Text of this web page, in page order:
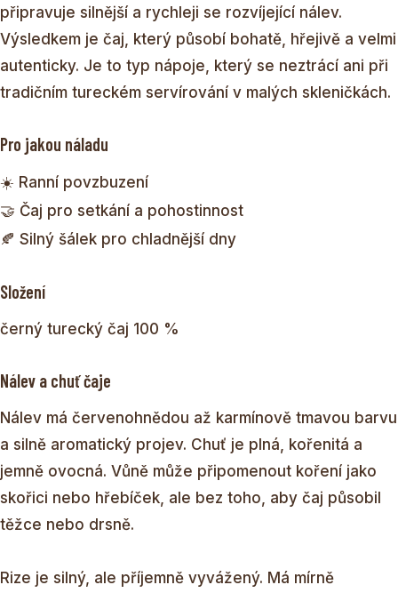
připravuje silnější a rychleji se rozvíjející nálev.
Výsledkem je čaj, který působí bohatě, hřejivě a velmi
autenticky. Je to typ nápoje, který se neztrácí ani při
tradičním tureckém servírování v malých skleničkách.
Pro jakou náladu
☀️ Ranní povzbuzení
🤝 Čaj pro setkání a pohostinnost
🍂 Silný šálek pro chladnější dny
Složení
černý turecký čaj 100 %
Nálev a chuť čaje
Nálev má červenohnědou až karmínově tmavou barvu
a silně aromatický projev. Chuť je plná, kořenitá a
jemně ovocná. Vůně může připomenout koření jako
skořici nebo hřebíček, ale bez toho, aby čaj působil
těžce nebo drsně.
Rize je silný, ale příjemně vyvážený. Má mírně